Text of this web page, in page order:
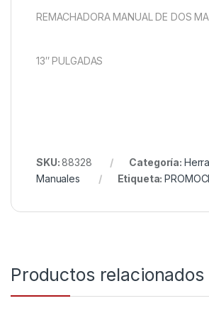
REMACHADORA MANUAL DE DOS
13″ PULGADAS
SKU:88328 Categoría:
Manuales
Etiqueta:
Productos relacionados